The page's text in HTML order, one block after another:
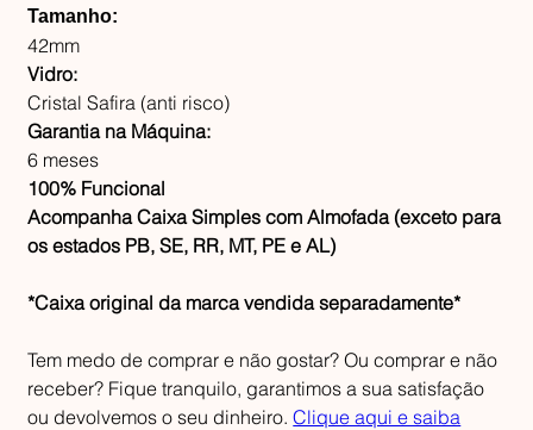
Tamanho:
42mm
Vidro:
Cristal Safira (anti risco)
Garantia na Máquina:
6 meses
100% Funcional
Acompanha Caixa Simples com Almofada (exceto para
os estados PB, SE, RR, MT, PE e AL)
*Caixa original da marca vendida separadamente*
Tem medo de comprar e não gostar? Ou comprar e não
receber? Fique tranquilo, garantimos a sua satisfação
ou devolvemos o seu dinheiro.Clique aqui e saiba